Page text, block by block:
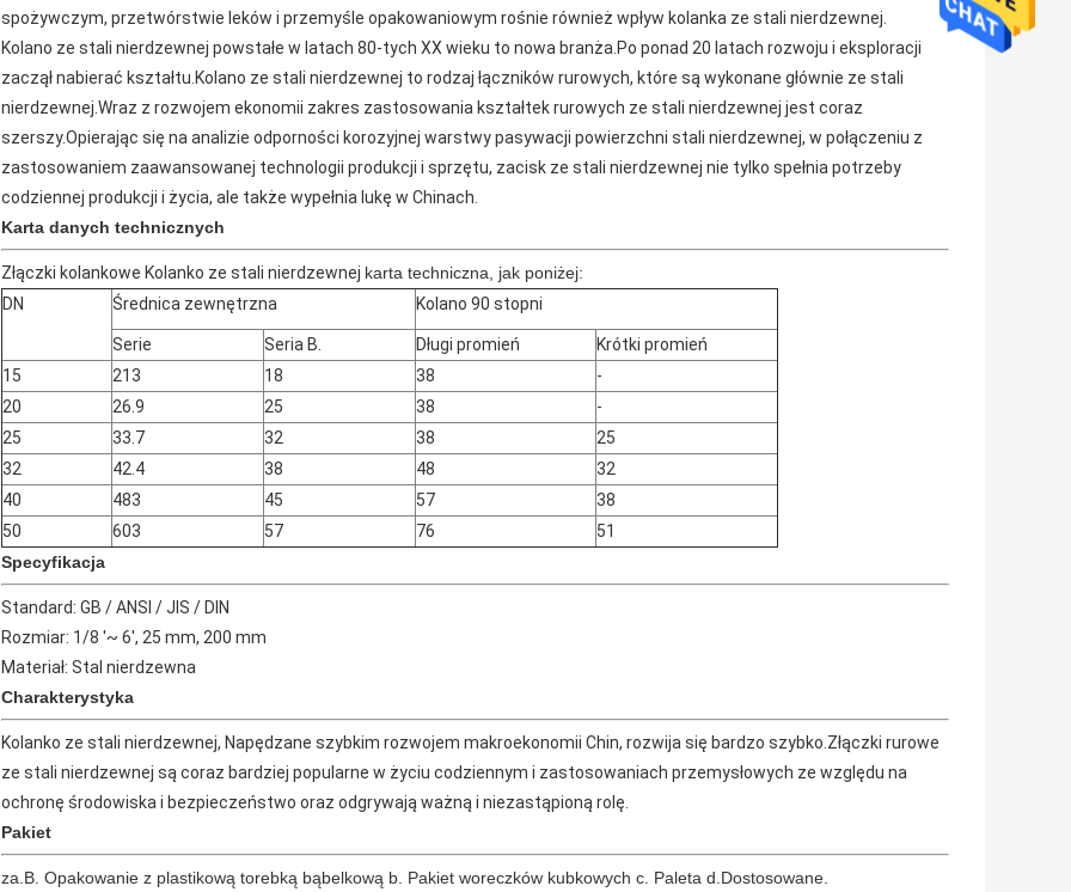
spożywczym, przetwórstwie leków i przemyśle opakowaniowym rośnie również wpływ kolanka ze stali nierdzewnej.
Kolano ze stali nierdzewnej powstałe w latach 80-tych XX wieku to nowa branża.Po ponad 20 latach rozwoju i eksploracji
zaczął nabierać kształtu.Kolano ze stali nierdzewnej to rodzaj łączników rurowych, które są wykonane głównie ze stali
nierdzewnej.Wraz z rozwojem ekonomii zakres zastosowania kształtek rurowych ze stali nierdzewnej jest coraz
szerszy.Opierając się na analizie odporności korozyjnej warstwy pasywacji powierzchni stali nierdzewnej, w połączeniu z
zastosowaniem zaawansowanej technologii produkcji i sprzętu, zacisk ze stali nierdzewnej nie tylko spełnia potrzeby
codziennej produkcji i życia, ale także wypełnia lukę w Chinach.
Karta danych technicznych
Złączki kolankowe Kolanko ze stali nierdzewnej karta techniczna, jak poniżej:
DN
Średnica zewnętrzna Kolano 90 stopni
Serie Seria B. Długi promień
Krótki promień
15
213 18 38
-
20
26.9 25 38
-
25
33.7 32 38
25
32
42.4 38 48
32
40
483 45 57
38
50
603 57 76
51
Specyfikacja
Standard: GB / ANSI / JIS / DIN
Rozmiar: 1/8 '~ 6', 25 mm, 200 mm
Materiał: Stal nierdzewna
Charakterystyka
Kolanko ze stali nierdzewnej, Napędzane szybkim rozwojem makroekonomii Chin, rozwija się bardzo szybko.Złączki rurowe
ze stali nierdzewnej są coraz bardziej popularne w życiu codziennym i zastosowaniach przemysłowych ze względu na
ochronę środowiska i bezpieczeństwo oraz odgrywają ważną i niezastąpioną rolę.
Pakiet
za.B. Opakowanie z plastikową torebką bąbelkową b. Pakiet woreczków kubkowych c. Paleta d.Dostosowane.